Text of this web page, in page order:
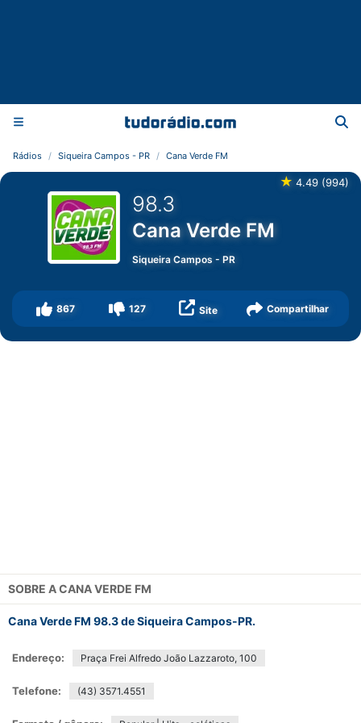
Rádios Siqueira Campos - PR Cana Verde FM
★ 4.49 (994)
98.3
Cana Verde FM
Siqueira Campos -PR
867 127 Site Compartilhar
SOBRE ACANA VERDE FM
Cana Verde FM 98.3 de Siqueira Campos-PR.
Endereço: Praça Frei Alfredo João Lazzaroto, 100
Telefone: (43) 3571.4551